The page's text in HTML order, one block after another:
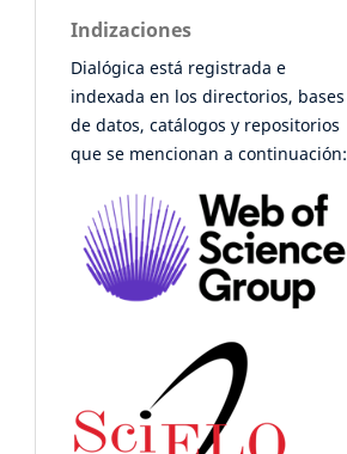
Indizaciones
Dialógica está registrada e
indexada en los directorios, bases
de datos, catálogos y repositorios
que se mencionan a continuación: